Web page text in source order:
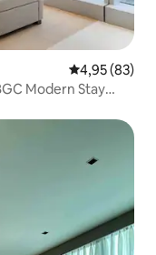
4,95 de uma
4,95 (83)
Modern Stay